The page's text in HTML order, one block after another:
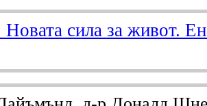
сила за живот.